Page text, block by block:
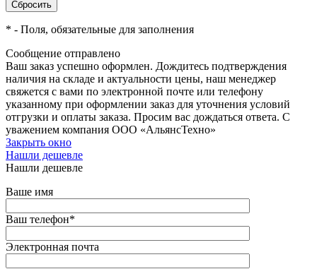
* - Поля, обязательные для заполнения
Сообщение отправлено
Ваш заказ успешно оформлен. Дождитесь подтверждения
наличия на складе и актуальности цены, наш менеджер
свяжется с вами по электронной почте или телефону
указанному при оформлении заказ для уточнения условий
отгрузки и оплаты заказа. Просим вас дождаться ответа. С
уважением компания ООО «АльянсТехно»
Закрыть окно
Нашли дешевле
Нашли дешевле
Ваше имя
Ваш телефон*
Электронная почта